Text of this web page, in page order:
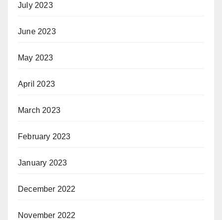
July 2023
June 2023
May 2023
April 2023
March 2023
February 2023
January 2023
December 2022
November 2022